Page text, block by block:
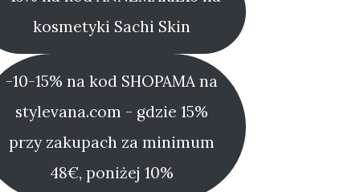
kosmetyki Sachi Skin
-10-15% na kod SHOPAMA na
stylevana.com - gdzie 15%
przy zakupach za minimum
48€, poniżej 10%